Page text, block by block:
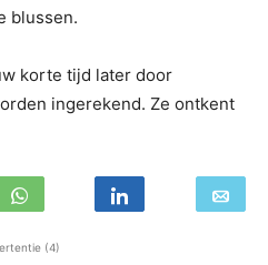
blussen.
korte tijd later door
ingerekend. Ze ontkent
(4)